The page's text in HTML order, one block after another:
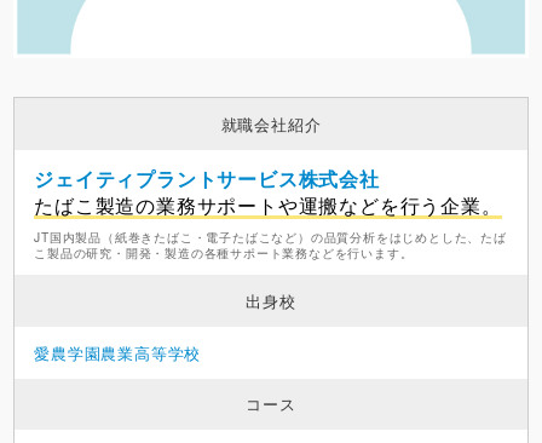
就職会社紹介
ジェイティプラントサービス株式会社
たばこ製造の業務サポートや運搬などを行う企業。
JT国内製品（紙巻きたばこ・電子たばこなど）の品質分析をはじめとした、たば
こ製品の研究・開発・製造の各種サポート業務などを行います。
出身校
愛農学園農業高等学校
コース